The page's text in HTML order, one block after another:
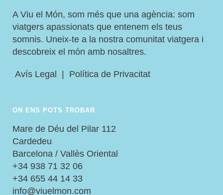
A Viu el Món, som més que una agència: som
viatgers apassionats que entenem els teus
somnis. Uneix-te a la nostra comunitat viatgera i
descobreix el món amb nosaltres.
Avís Legal | Política de Privacitat
ON ENS POTS TROBAR
Mare de Déu del Pilar 112
Cardedeu
Barcelona / Vallès Oriental
+34 938 71 32 06
+34 655 44 14 33
info@viuelmon.com